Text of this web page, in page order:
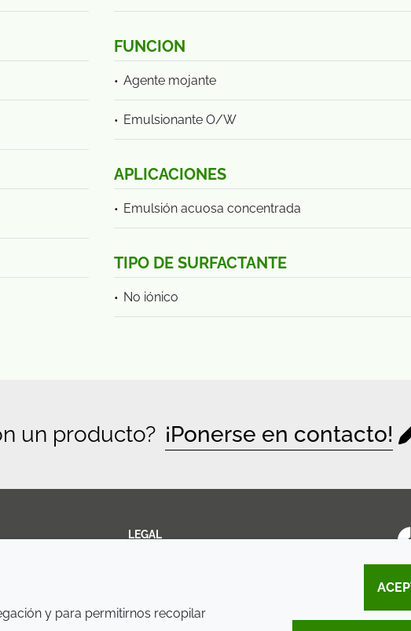
FUNCION
Agente mojante
Emulsionante O/W
APLICACIONES
Emulsión acuosa concentrada
TIPO DE SURFACTANTE
No iónico
un producto? ¡Ponerse en contacto!
LEGAL
y para permitirnos recopilar